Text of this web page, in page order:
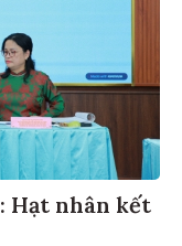
Hạt nhân kết